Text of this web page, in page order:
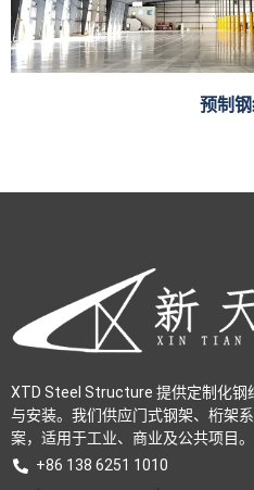
预制
XTD Steel Structure 提供定制化钢
与安装。我们供应门式钢架、桁架
案，适用于工业、商业及公共项目。
+86 138 6251 1010